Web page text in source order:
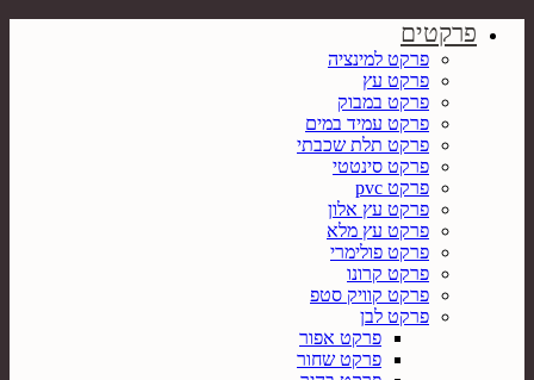
פרקטים
פרקט למינציה
פרקט עץ
פרקט במבוק
פרקט עמיד במים
פרקט תלת שכבתי
פרקט סינטטי
פרקט pvc
פרקט עץ אלון
פרקט עץ מלא
פרקט פולימרי
פרקט קרונו
פרקט קוויק סטפ
פרקט לבן
פרקט אפור
פרקט שחור